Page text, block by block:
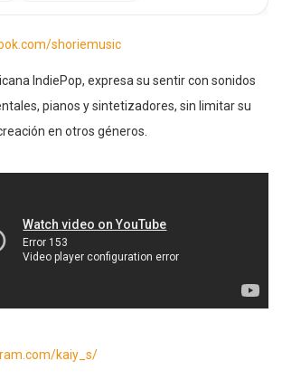
shoriemusic
IndiePop, expresa su sentir con sonidos
pianos y sintetizadores, sin limitar su
en otros géneros.
kaiy_s/